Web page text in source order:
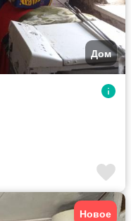
Дом
Новое